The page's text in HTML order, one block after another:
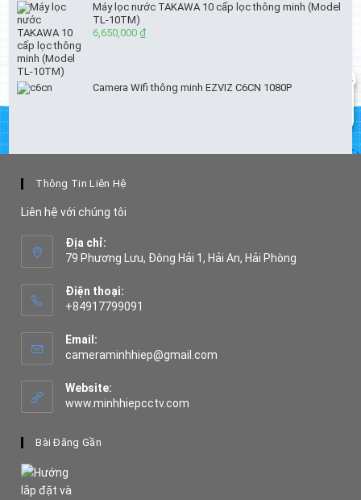
Máy lọc nước TAKAWA 10 cấp lọc thông minh (Model
TL-10TM)
6,650,000 ₫
Camera Wifi thông minh EZVIZ C6CN 1080P
Thông Tin Liên Hệ
Liên hệ với chúng tôi
Địa chỉ:
79 Phương Lưu, Đông Hải 1, Hải An, Hải Phòng
Điện thoại:
+84917799091
in
your
Email:
cameraminhhiep@gmail.com
Website:
www.minhhiepcctv.com
Bài Đăng Gần